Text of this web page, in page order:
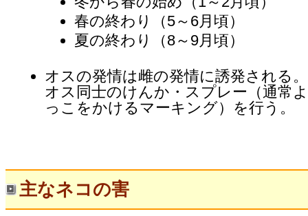
春の終わり（5～6月頃）
夏の終わり（8～9月頃）
オスの発情は雌の発情に誘発される
オス同士のけんか・スプレー（通常
っこをかけるマーキング）を行う。
主なネコの害